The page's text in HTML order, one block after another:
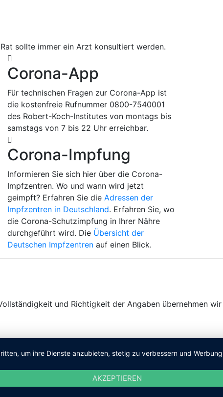
sollte immer ein Arzt konsultiert werden.
Corona-App
Für technischen Fragen zur Corona-App ist
die kostenfreie Rufnummer 0800-7540001
des Robert-Koch-Institutes von montags bis
samstags von 7 bis 22 Uhr erreichbar.
Corona-Impfung
Informieren Sie sich hier über die Corona-
Impfzentren. Wo und wann wird jetzt
geimpft? Erfahren Sie die Adressen der
Impfzentren in Deutschland. Erfahren Sie, wo
die Corona-Schutzimpfung in Ihrer Nähre
durchgeführt wird. Die Übersicht der
Deutschen Impfzentren auf einen Blick.
und Richtigkeit der Angaben übernehmen wir
um ihre Dienste anzubieten, stetig zu verbessern und
AKZEPTIEREN